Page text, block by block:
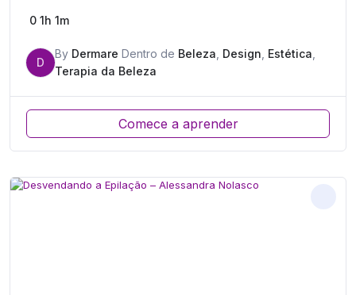
0 1h 1m
D
By Dermare Dentro de Beleza Design Estética
Terapia da Beleza
Comece a aprender